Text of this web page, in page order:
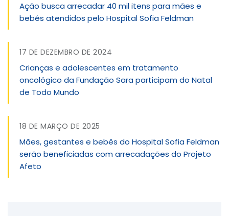
Ação busca arrecadar 40 mil itens para mães e
bebês atendidos pelo Hospital Sofia Feldman
17 DE DEZEMBRO DE 2024
Crianças e adolescentes em tratamento
oncológico da Fundação Sara participam do Natal
de Todo Mundo
18 DE MARÇO DE 2025
Mães, gestantes e bebês do Hospital Sofia Feldman
serão beneficiadas com arrecadações do Projeto
Afeto